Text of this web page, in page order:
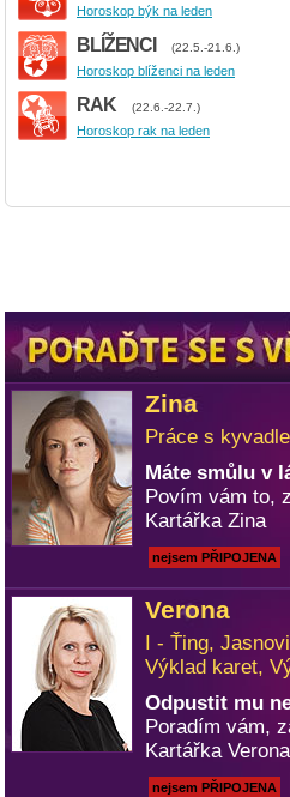
Horoskop býk na leden
BLÍŽENCI (22.5.-21.6.)
Horoskop blíženci na leden
RAK (22.6.-22.7.)
Horoskop rak na leden
Zina
Práce s
Máte smůlu v
Povím vám to,
Kartářka Zina
nejsem PŘIPOJENA
Verona
I - Ťing,
Výklad karet,
Odpustit mu
Poradím vám,
Kartářka Verona
nejsem PŘIPOJENA